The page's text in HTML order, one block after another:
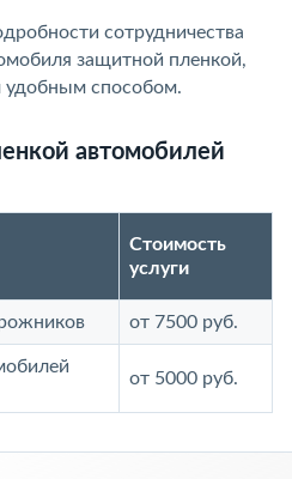
сотрудничества
защитной пленкой,
способом.
автомобилей
Стоимость
услуги
от 7500 руб.
от 5000 руб.